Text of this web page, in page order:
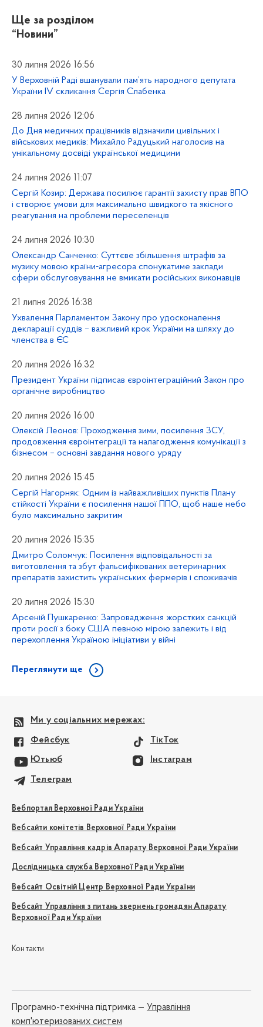
Ще за розділом
“Новини”
30 липня 2026 16:56
У Верховній Раді вшанували пам’ять народного депутата
України IV скликання Сергія Слабенка
28 липня 2026 12:06
До Дня медичних працівників відзначили цивільних і
військових медиків: Михайло Радуцький наголосив на
унікальному досвіді української медицини
24 липня 2026 11:07
Сергій Козир: Держава посилює гарантії захисту прав ВПО
і створює умови для максимально швидкого та якісного
реагування на проблеми переселенців
24 липня 2026 10:30
Олександр Санченко: Суттєве збільшення штрафів за
музику мовою країни-агресора спонукатиме заклади
сфери обслуговування не вмикати російських виконавців
21 липня 2026 16:38
Ухвалення Парламентом Закону про удосконалення
декларації суддів – важливий крок України на шляху до
членства в ЄС
20 липня 2026 16:32
Президент України підписав євроінтеграційний Закон про
органічне виробництво
20 липня 2026 16:00
Олексій Леонов: Проходження зими, посилення ЗСУ,
продовження євроінтеграції та налагодження комунікації з
бізнесом – основні завдання нового уряду
20 липня 2026 15:45
Сергій Нагорняк: Одним із найважливіших пунктів Плану
стійкості України є посилення нашої ППО, щоб наше небо
було максимально закритим
20 липня 2026 15:35
Дмитро Соломчук: Посилення відповідальності за
виготовлення та збут фальсифікованих ветеринарних
препаратів захистить українських фермерів і споживачів
20 липня 2026 15:30
Арсеній Пушкаренко: Запровадження жорстких санкцій
проти росії з боку США певною мірою залежить і від
перехоплення Україною ініціативи у війні
Переглянути ще
Ми у соціальних мережах:
Фейсбук ТікТок
Ютьюб Інстаграм
Телеграм
Вебпортал Верховної Ради України
Вебсайти комітетів Верховної Ради України
Вебсайт Управління кадрів Апарату Верховної Ради України
Дослідницька служба Верховної Ради України
Вебсайт Освітній Центр Верховної Ради України
Вебсайт Управління з питань звернень громадян Апарату
Верховної Ради України
Контакти
Програмно-технічна підтримка — Управління
комп'ютеризованих систем